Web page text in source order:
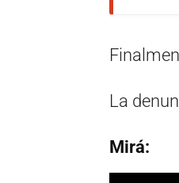
La
Mirá: